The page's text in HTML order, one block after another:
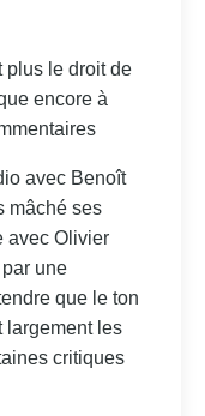
plus le droit de
encore à
avec Benoît
mâché ses
avec Olivier
une
que le ton
largement les
critiques